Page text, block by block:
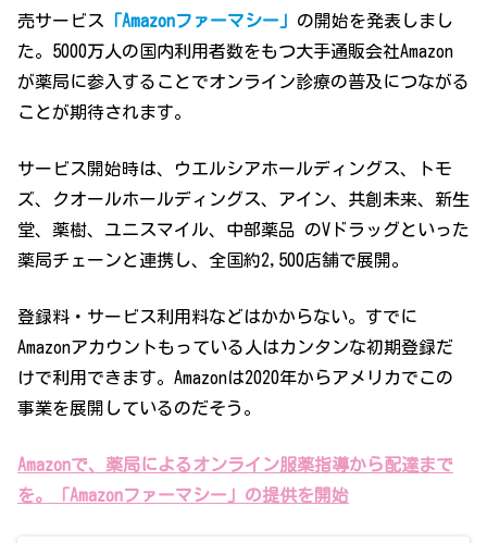
売サービス
「Amazonファーマシー」 の開始を発表しまし
た。5000万人の国内利用者数をもつ大手通販会社Amazon
が薬局に参入することでオンライン診療の普及につながる
ことが期待されます。
サービス開始時は、ウエルシアホールディングス、トモ
ズ、クオールホールディングス、アイン、共創未来、新生
堂、薬樹、ユニスマイル、中部薬品 のVドラッグといった
薬局チェーンと連携し、全国約2,500店舗で展開。
登録料・サービス利用料などはかからない。すでに
Amazonアカウントもっている人はカンタンな初期登録だ
けで利用できます。Amazonは2020年からアメリカでこの
事業を展開しているのだそう。
Amazonで、薬局によるオンライン服薬指導から配達まで
を。「Amazonファーマシー」の提供を開始